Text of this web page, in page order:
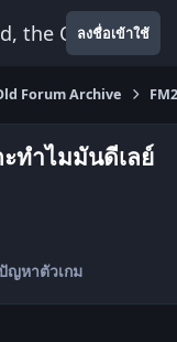
the Onlyลงชื่อเข้าใช้
Forum Archive
ทำไมมันดีเลย์
ญหาตัวเกม